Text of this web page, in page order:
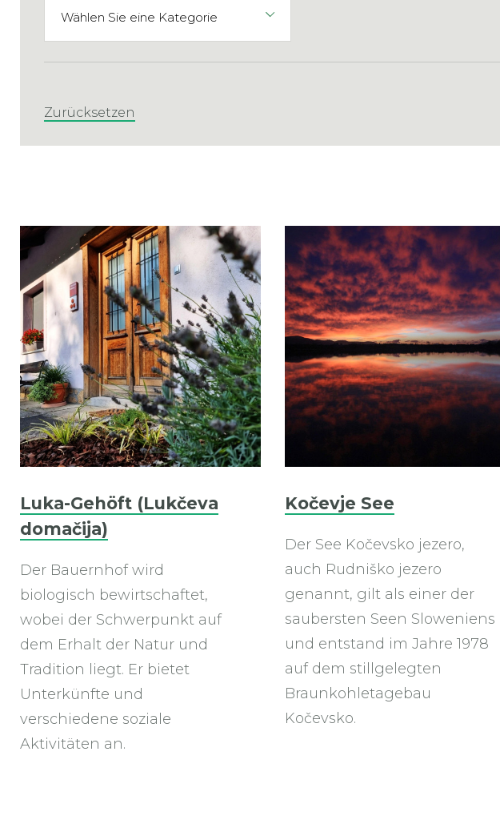
Zurücksetzen
Luka-Gehöft (Lukčeva
domačija)
Der Bauernhof wird
biologisch bewirtschaftet,
wobei der Schwerpunkt auf
dem Erhalt der Natur und
Tradition liegt. Er bietet
Unterkünfte und
verschiedene soziale
Aktivitäten an.
Kočevje See
Der See Kočevsko jezero,
auch Rudniško jezero
genannt, gilt als einer der
saubersten Seen Sloweniens
und entstand im Jahre 1978
auf dem stillgelegten
Braunkohletagebau
Kočevsko.